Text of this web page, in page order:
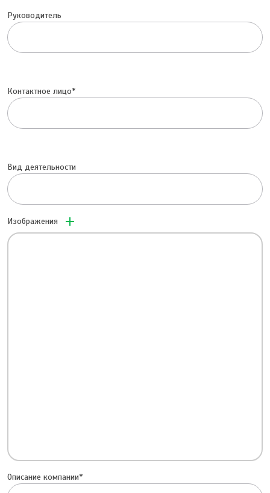
Руководитель
Контактное лицо
Вид деятельности
Изображения add
Описание компании